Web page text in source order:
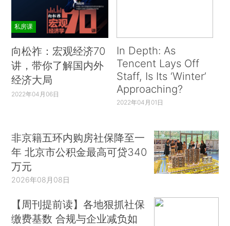
私房课
向松祚：宏观经济70
讲，带你了解国内外
经济大局
2022年04月06日
In Depth: As
Tencent Lays Off
Staff, Is Its ‘Winter’
Approaching?
2022年04月01日
非京籍五环内购房社保降至一
年 北京市公积金最高可贷340
万元
2026年08月08日
【周刊提前读】各地狠抓社保
缴费基数 合规与企业减负如